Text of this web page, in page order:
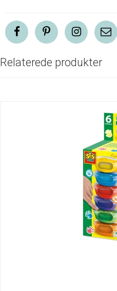
Relaterede produkter